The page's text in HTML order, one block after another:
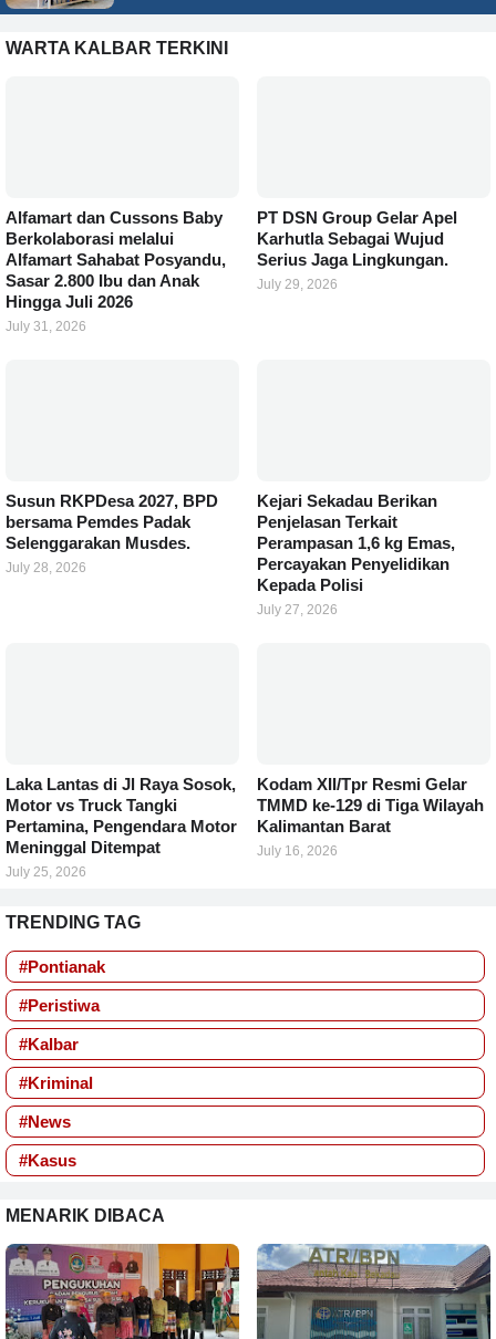
WARTA KALBAR TERKINI
Alfamart dan Cussons Baby
Berkolaborasi melalui
Alfamart Sahabat Posyandu,
Sasar 2.800 Ibu dan Anak
Hingga Juli 2026
July 31, 2026
PT DSN Group Gelar Apel
Karhutla Sebagai Wujud
Serius Jaga Lingkungan.
July 29, 2026
Susun RKPDesa 2027, BPD
bersama Pemdes Padak
Selenggarakan Musdes.
July 28, 2026
Kejari Sekadau Berikan
Penjelasan Terkait
Perampasan 1,6 kg Emas,
Percayakan Penyelidikan
Kepada Polisi
July 27, 2026
Laka Lantas di Jl Raya Sosok,
Motor vs Truck Tangki
Pertamina, Pengendara Motor
Meninggal Ditempat
July 25, 2026
Kodam XII/Tpr Resmi Gelar
TMMD ke-129 di Tiga Wilayah
Kalimantan Barat
July 16, 2026
TRENDING TAG
#Pontianak
#Peristiwa
#Kalbar
#Kriminal
#News
#Kasus
MENARIK DIBACA